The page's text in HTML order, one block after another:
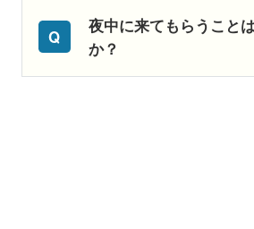
夜中に来てもらうこと
か？